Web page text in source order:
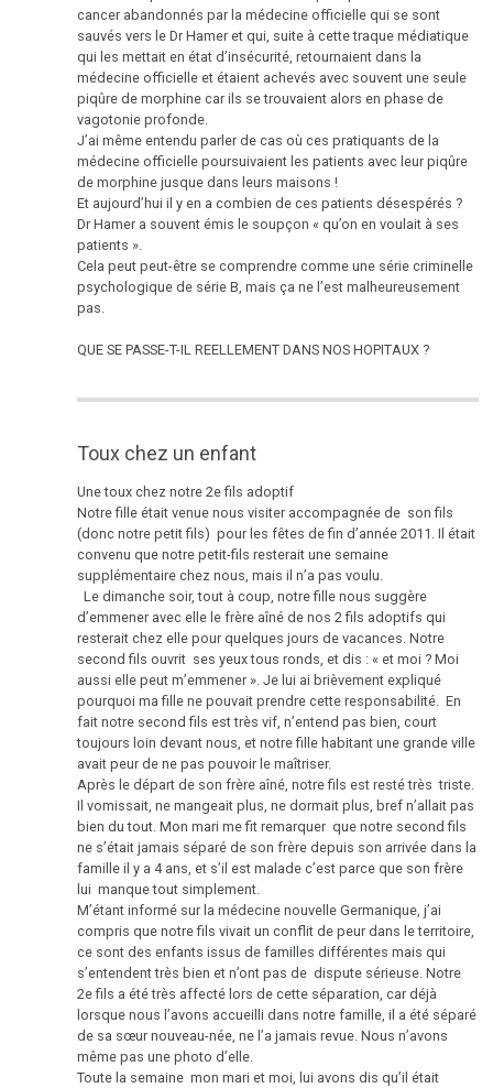
construction
cancer abandonnés par la médecine officielle qui se sont
sauvés vers le Dr Hamer et qui, suite à cette traque médiatique
qui les mettait en état d’insécurité, retournaient dans la
médecine officielle et étaient achevés avec souvent une seule
piqûre de morphine car ils se trouvaient alors en phase de
vagotonie profonde.
J’ai même entendu parler de cas où ces pratiquants de la
médecine officielle poursuivaient les patients avec leur piqûre
de morphine jusque dans leurs maisons !
Et aujourd’hui il y en a combien de ces patients désespérés ?
Dr Hamer a souvent émis le soupçon « qu’on en voulait à ses
patients ».
Cela peut peut-être se comprendre comme une série criminelle
psychologique de série B, mais ça ne l’est malheureusement
pas.
QUE SE PASSE-T-IL REELLEMENT DANS NOS HOPITAUX ?
Toux chez un enfant
Une toux chez notre 2e fils adoptif
Notre fille était venue nous visiter accompagnée de son fils
(donc notre petit fils) pour les fêtes de fin d’année 2011. Il était
convenu que notre petit-fils resterait une semaine
supplémentaire chez nous, mais il n’a pas voulu.
Le dimanche soir, tout à coup, notre fille nous suggère
d’emmener avec elle le frère aîné de nos 2 fils adoptifs qui
resterait chez elle pour quelques jours de vacances. Notre
second fils ouvrit ses yeux tous ronds, et dis : « et moi ? Moi
aussi elle peut m’emmener ». Je lui ai brièvement expliqué
pourquoi ma fille ne pouvait prendre cette responsabilité. En
fait notre second fils est très vif, n’entend pas bien, court
toujours loin devant nous, et notre fille habitant une grande ville
avait peur de ne pas pouvoir le maîtriser.
Après le départ de son frère aîné, notre fils est resté très triste.
Il vomissait, ne mangeait plus, ne dormait plus, bref n’allait pas
bien du tout. Mon mari me fit remarquer que notre second fils
ne s’était jamais séparé de son frère depuis son arrivée dans la
famille il y a 4 ans, et s’il est malade c’est parce que son frère
lui manque tout simplement.
M’étant informé sur la médecine nouvelle Germanique, j’ai
compris que notre fils vivait un conflit de peur dans le territoire,
ce sont des enfants issus de familles différentes mais qui
s’entendent très bien et n’ont pas de dispute sérieuse. Notre
2e fils a été très affecté lors de cette séparation, car déjà
lorsque nous l’avons accueilli dans notre famille, il a été séparé
de sa sœur nouveau-née, ne l’a jamais revue. Nous n’avons
même pas une photo d’elle.
Toute la semaine mon mari et moi, lui avons dis qu’il était